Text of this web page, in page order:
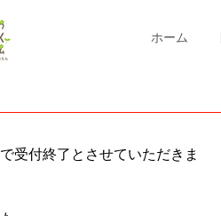
ホーム
受付終了とさせていただきま